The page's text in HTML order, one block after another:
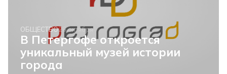
ОБЩЕСТВО26 октября
В Петергофе откроется
уникальный музей истории
города